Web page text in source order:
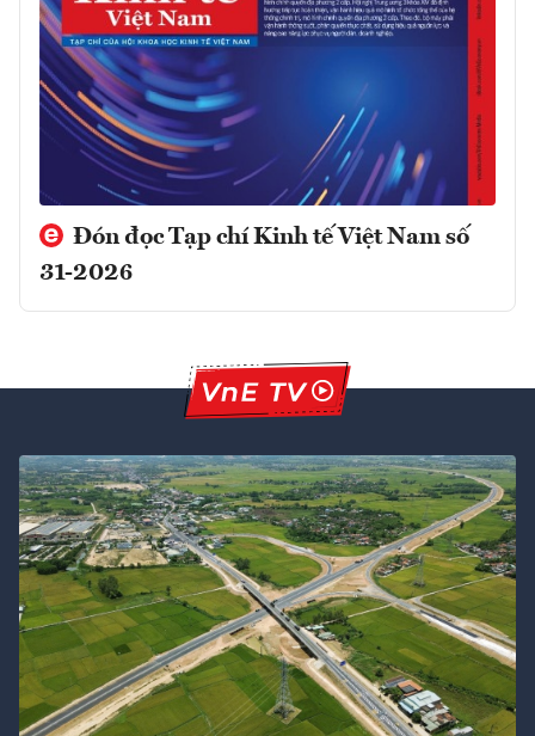
Đón đọc Tạp chí Kinh tế Việt Nam số
31-2026